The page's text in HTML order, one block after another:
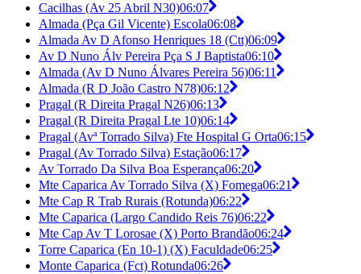
Cacilhas (Av 25 Abril N30)06:07
Almada (Pça Gil Vicente) Escola06:08
Almada Av D Afonso Henriques 18 (Ctt)06:09
Av D Nuno Álv Pereira Pça S J Baptista06:10
Almada (Av D Nuno Álvares Pereira 56)06:11
Almada (R D João Castro N78)06:12
Pragal (R Direita Pragal N26)06:13
Pragal (R Direita Pragal Lte 10)06:14
Pragal (Avª Torrado Silva) Fte Hospital G Orta06:15
Pragal (Av Torrado Silva) Estação06:17
Av Torrado Da Silva Boa Esperança06:20
Mte Caparica Av Torrado Silva (X) Fomega06:21
Mte Cap R Trab Rurais (Rotunda)06:22
Mte Caparica (Largo Candido Reis 76)06:22
Mte Cap Av T Lorosae (X) Porto Brandão06:24
Torre Caparica (En 10-1) (X) Faculdade06:25
Monte Caparica (Fct) Rotunda06:26